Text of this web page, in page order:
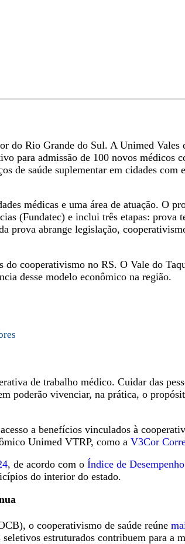
do Rio Grande do Sul. A Unimed Vales
para admissão de 100 novos médicos
de saúde suplementar em cidades
médicas e uma área de atuação. O
(Fundatec) e inclui três etapas:
prova abrange legislação,
do cooperativismo no RS. O Vale do
desse modelo econômico na região.
de trabalho médico. Cuidar das
poderão vivenciar, na prática, o
a benefícios vinculados à
Unimed VTRP, como aV3Cor
, de acordo com oÍndice de
do interior do estado.
o cooperativismo de saúde reúne
estruturados contribuem para a